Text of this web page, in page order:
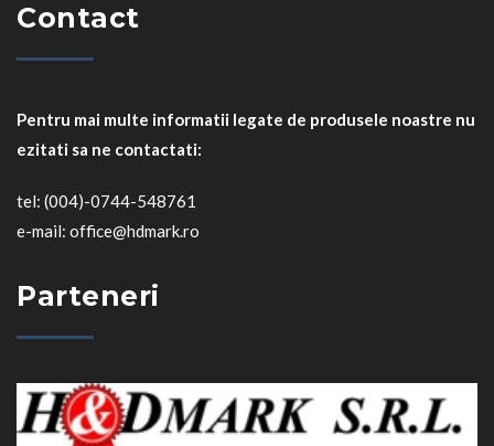
Contact
Pentru mai multe informatii legate de produsele noastre nu
ezitati sa ne contactati:
tel: (004)-0744-548761
e-mail: office@hdmark.ro
Parteneri